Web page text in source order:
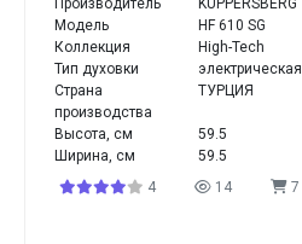
Производитель
KUPPERSBERG
Модель
HF 610 SG
Коллекция
High-Tech
Тип духовки
электрическая
Страна
производства
ТУРЦИЯ
Высота, см
59.5
Ширина, см
59.5
4
14 7